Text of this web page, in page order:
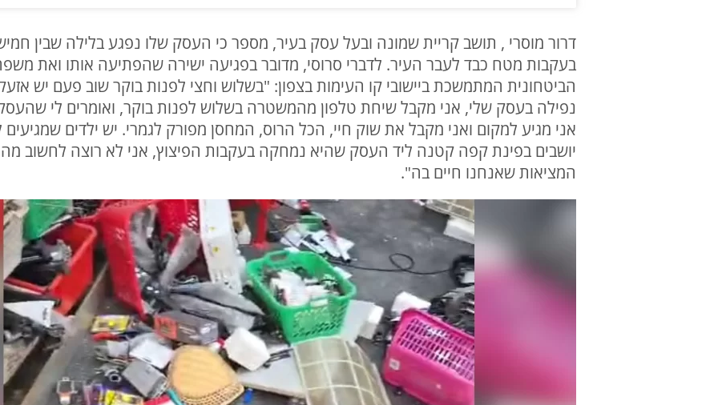
בעקבות מטח כבד לעבר העיר. לדברי סרוסי, מדובר בפגיעה ישירה שהפתיעה אותו ואת
הביטחונית המתמשכת ביישובי קו העימות בצפון: "בשלוש וחצי לפנות בוקר שוב פעם יש
נפילה בעסק שלי, אני מקבל שיחת טלפון מהמשטרה בשלוש לפנות בוקר, ואומרים לי
אני מגיע למקום ואני מקבל את שוק חיי, הכל הרוס, המחסן מפורק לגמרי. יש ילדים
יושבים בפינת קפה קטנה ליד העסק שהיא נמחקה בעקבות הפיצוץ, אני לא רוצה לחשוב
המציאות שאנחנו חיים בה".